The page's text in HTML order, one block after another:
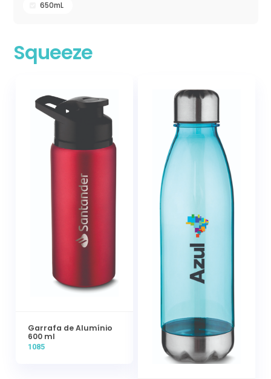
650mL
Squeeze
Garrafa de Alumínio
600 ml
1085